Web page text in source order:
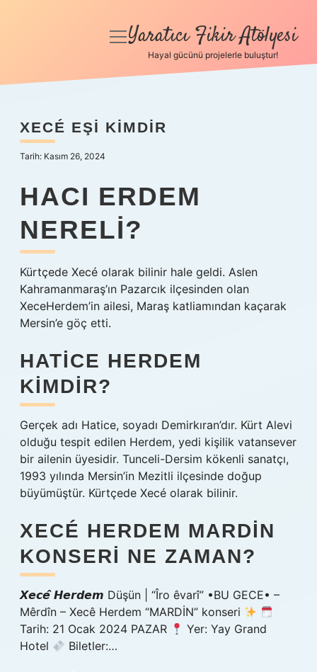
Anasayfa
Yasal Uyarı
menüyü
Yaratıcı Fikir Atölyesi
Hayal gücünü projelerle buluştur!
XECÉ EŞI KIMDIR
Tarih: Kasım 26, 2024
HACI ERDEM
NERELI?
Kürtçede Xecé olarak bilinir hale geldi. Aslen
Kahramanmaraş’ın Pazarcık ilçesinden olan
XeceHerdem’in ailesi, Maraş katliamından kaçarak
Mersin’e göç etti.
HATICE HERDEM
KIMDIR?
Gerçek adı Hatice, soyadı Demirkıran’dır. Kürt Alevi
olduğu tespit edilen Herdem, yedi kişilik vatansever
bir ailenin üyesidir. Tunceli-Dersim kökenli sanatçı,
1993 yılında Mersin’in Mezitli ilçesinde doğup
büyümüştür. Kürtçede Xecé olarak bilinir.
XECÉ HERDEM MARDIN
KONSERI NE ZAMAN?
‎𝙓𝙚𝙘𝙚̂ 𝙃𝙚𝙧𝙙𝙚𝙢 Düşün‎ | “Îro êvarî” •BU GECE• –
Mêrdîn – Xecê Herdem “MARDİN” konseri
Tarih: 21 Ocak 2024 PAZAR
Yer: Yay Grand
Hotel
Biletler:…